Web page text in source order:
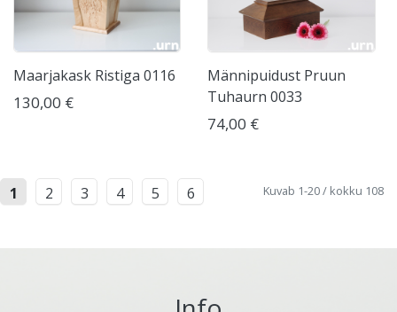
Maarjakask Ristiga 0116
130,00 €
Männipuidust Pruun
Tuhaurn 0033
74,00 €
1 2 3 4 5 6 Kuvab 1-20 / kokku 108